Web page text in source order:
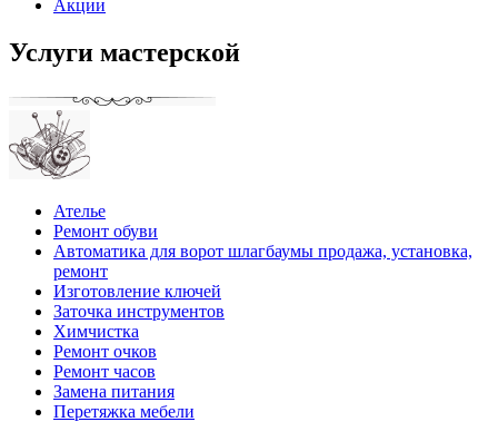
Акции
Услуги мастерской
Ателье
Ремонт обуви
Автоматика для ворот шлагбаумы продажа, установка,
ремонт
Изготовление ключей
Заточка инструментов
Химчистка
Ремонт очков
Ремонт часов
Замена питания
Перетяжка мебели